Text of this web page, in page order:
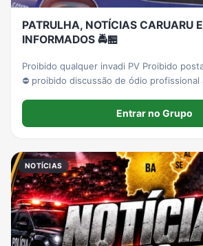
PATRULHA, NOTÍCIAS CARUARU
INFORMADOS 🚔🏪
Proibido qualquer invadi PV Proibido postagens dele Proibido
⛔ proibido discussão de ódio profissional
Entrar no Grupo
NOTÍCIAS